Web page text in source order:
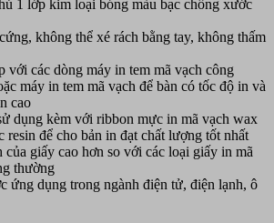
1 lớp kim loại bóng màu bạc chống xước
không thể xé rách bằng tay, không thấm
với các dòng máy in tem mã vạch công
máy in tem mã vạch để bàn có tốc độ in và
cao
dụng kèm với ribbon mực in mã vạch wax
resin để cho bản in đạt chất lượng tốt nhất
của giấy cao hơn so với các loại giấy in mã
thường
ứng dụng trong ngành điện tử, điện lạnh, ô